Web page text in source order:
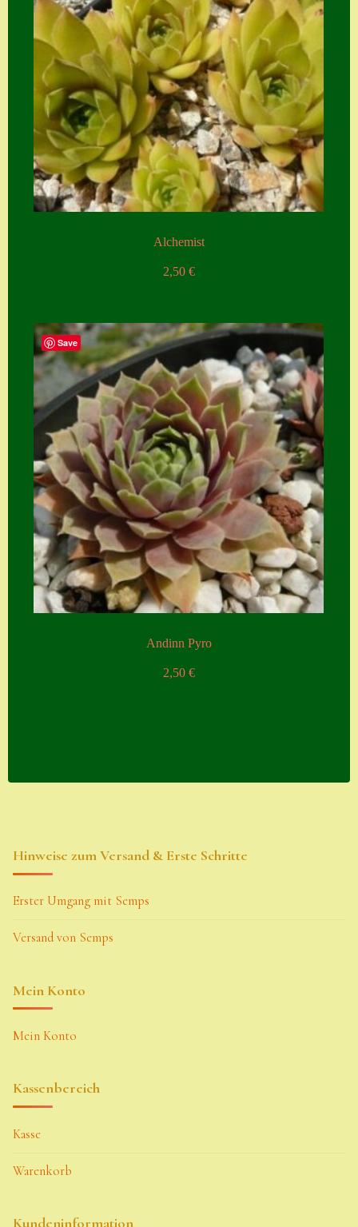
Alchemist
2,50 €
Save
Andinn Pyro
2,50 €
Hinweise zum Versand & Erste Schritte
Erster Umgang mit Semps
Versand von Semps
Mein Konto
Mein Konto
Kassenbereich
Kasse
Warenkorb
Kundeninformation